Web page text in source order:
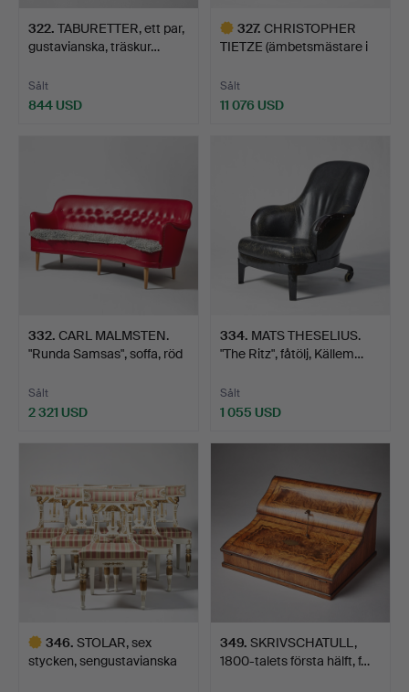
322. TABURETTER, ett par,
gustavianska, träskur…
Sålt
844 USD
327. CHRISTOPHER
TIETZE (ämbetsmästare i
Sålt
11 076 USD
332. CARL MALMSTEN.
"Runda Samsas", soffa, röd
Sålt
2 321 USD
334. MATS THESELIUS.
"The Ritz", fåtölj, Källem…
Sålt
1 055 USD
346. STOLAR, sex
stycken, sengustavianska
349. SKRIVSCHATULL,
1800-talets första hälft, f…